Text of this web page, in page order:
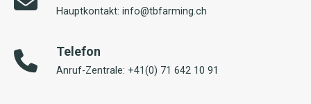
Hauptkontakt: info@tbfarming.ch
Telefon
Anruf-Zentrale: +41(0) 71 642 10 91